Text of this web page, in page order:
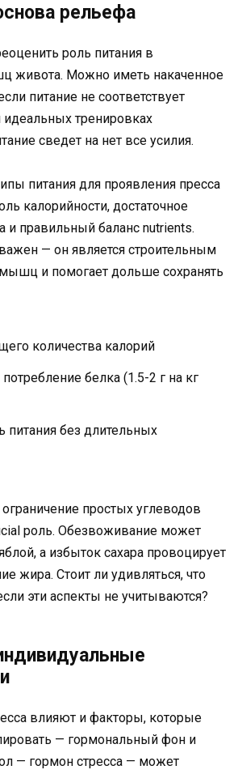
рельефа
роль питания в
живота. Можно иметь накаченное
питание не соответствует
тренировках
сведет на нет все усилия.
питания для проявления пресса
калорийности, достаточное
и правильный баланс nutrients.
— он является строительным
и помогает дольше сохранять
количества калорий
белка (1.5-2 г на кг
питания без длительных
простых углеводов
роль. Обезвоживание может
а избыток сахара провоцирует
жира. Стоит ли удивляться, что
эти аспекты не учитываются?
влияют и факторы, которые
— гормональный фон и
— гормон стресса — может